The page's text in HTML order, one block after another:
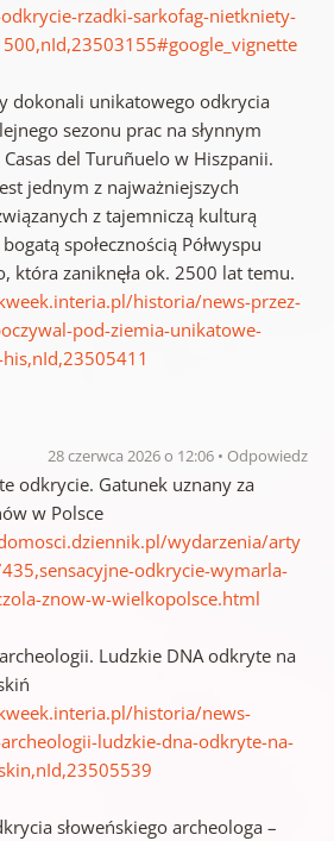
rzadki-sarkofag-nietkniety-
dokonali unikatowego odkrycia
sezonu prac na słynnym
del Turuñuelo w Hiszpanii.
jednym z najważniejszych
z tajemniczą kulturą
społecznością Półwyspu
która zaniknęła ok. 2500 lat temu.
historia/news-przez-
pod-ziemia-unikatowe-
28 czerwca 2026 o 12:06 Odpowiedz
odkrycie. Gatunek uznany za
w Polsce
wydarzenia/arty
odkrycie-wymarla-
znow-w-wielkopolsce.html
Ludzkie DNA odkryte na
historia/news-
ludzkie-dna-odkryte-na-
słoweńskiego archeologa –